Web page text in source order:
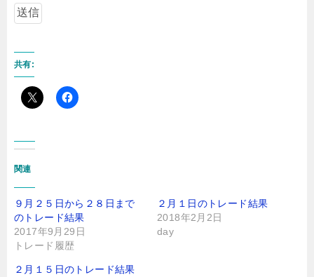
共有:
関連
９月２５日から２８日まで
のトレード結果
2017年9月29日
トレード履歴
２月１日のトレード結果
2018年2月2日
day
２月１５日のトレード結果